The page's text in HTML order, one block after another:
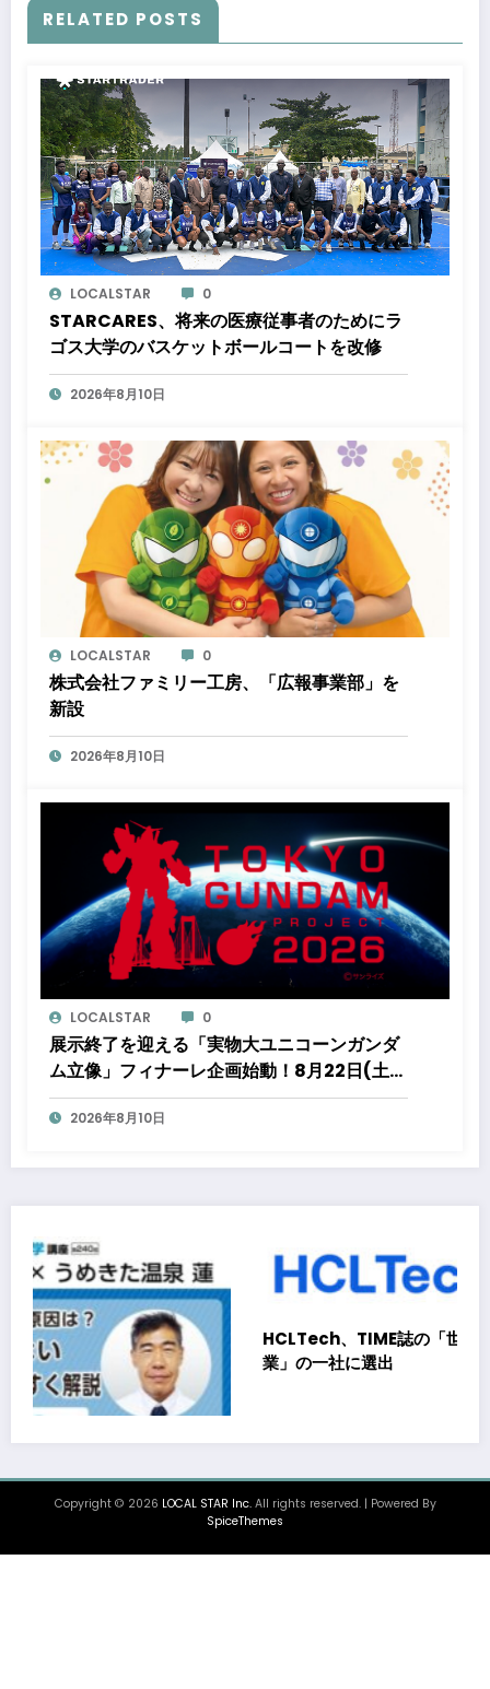
RELATED POSTS
LOCALSTAR 0
STARCARES、将来の医療従事者のためにラ
ゴス大学のバスケットボールコートを改修
2026年8月10日
LOCALSTAR 0
株式会社ファミリー工房、「広報事業部」を
新設
2026年8月10日
LOCALSTAR 0
展示終了を迎える「実物大ユニコーンガンダ
ム立像」フィナーレ企画始動！8月22日(土)
から10日間限定で特別映像『UNICORN
GUNDAM Statue ― BEYOND
2026年8月10日
HCLTech、TIME誌の「世界で最もサステナブルな企
業」の一社に選出
Copyright © 2026LOCAL STAR Inc.All rights reserved. | Powered By
SpiceThemes